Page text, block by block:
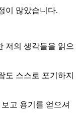
이 많았습니다.
저의 생각들을 읽으
도 스스로 포기하지
고 용기를 얻으셔